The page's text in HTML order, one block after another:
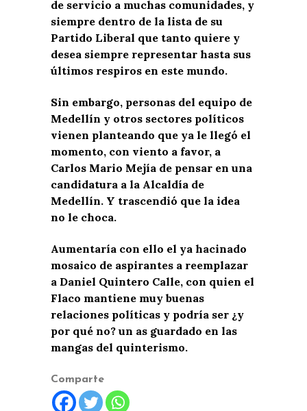
de servicio a muchas comunidades, y
siempre dentro de la lista de su
Partido Liberal que tanto quiere y
desea siempre representar hasta sus
últimos respiros en este mundo.
Sin embargo, personas del equipo de
Medellín y otros sectores políticos
vienen planteando que ya le llegó el
momento, con viento a favor, a
Carlos Mario Mejía de pensar en una
candidatura a la Alcaldía de
Medellín. Y trascendió que la idea
no le choca.
Aumentaría con ello el ya hacinado
mosaico de aspirantes a reemplazar
a Daniel Quintero Calle, con quien el
Flaco mantiene muy buenas
relaciones políticas y podría ser ¿y
por qué no? un as guardado en las
mangas del quinterismo.
Comparte